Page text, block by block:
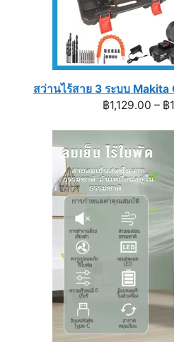
สว่านไร้สาย 3 ระบบ
฿1,129.00 – ฿